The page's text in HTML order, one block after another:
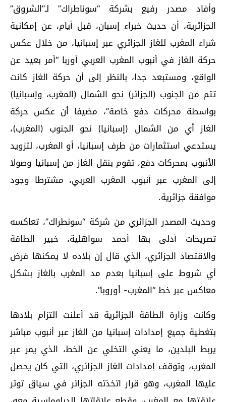
وأفاد مصدر رفيع بشركة “سوناطراك” لـ”الشروق”
الجزائرية، أن حديث خبراء إسبان، قبل أيام، عن إمكانية
شراء المغرب للغاز الجزائري عبر إسبانيا، من خلال عكس
حركة الغاز في أنبوب المغرب العربي أوربا “أمر بعيد عن
الواقع، ومستبعد جدا، بالنظر إلى أن حركة الغاز كانت
تتم من الجنوب (الجزائر) نحو الشمال (المغرب، وإسبانيا)
بواسطة محركات دفع خاصة”، مضيفا أن عكس حركة
الغاز أي من الشمال (إسبانيا) نحو الجنوب (المغرب)،
يستدعي استثمارات من طرف إسبانيا، أو المغرب، لتزويد
الأنبوب بمحركات دفع، تقوم بنقل الغاز من إسبانيا وصولا
إلى المغرب عبر أنبوب المغرب العربي، مشترطا وجود
موافقة جزائرية.
وحديث المصدر الجزائري من شركة “سونطراك”، تعاكسه
تصريحات أدلى بها أحمد سواهلية، خبير الطاقة
والاقتصاد الجزائري، الذي قال إن بلاده لا يمكنها فرض
أي شروط على إسبانيا بعدم مد المغرب بالغاز بشكل
معاكس عبر خط “المغرب- أوروبا”.
وكانت وزارة الطاقة الجزائرية قد أعلنت التزام بلادها
بتغطية جميع إمدادات إسبانيا من الغاز عبر أنبوب مباشر
يربط البلدين، ما يعني التخلي عن الخط، الذي يمر عبر
المغرب، وتوقف إمدادات الغاز الجزائري، التي كان يحصل
عليها المغرب، وهو قرار اتخذته الجزائر في سياق توتر